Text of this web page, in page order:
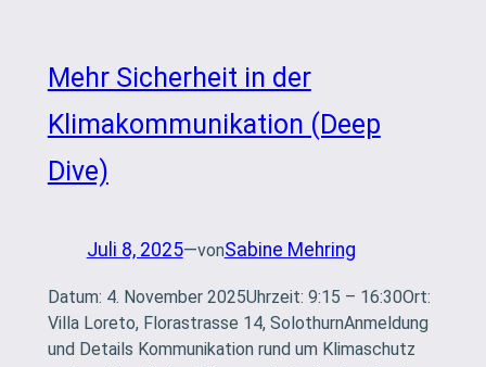
Mehr Sicherheit in der
Klimakommunikation (Deep
Dive)
Juli 8, 2025—vonSabine Mehring
Datum: 4. November 2025Uhrzeit: 9:15 – 16:30Ort:
Villa Loreto, Florastrasse 14, SolothurnAnmeldung
und Details Kommunikation rund um Klimaschutz